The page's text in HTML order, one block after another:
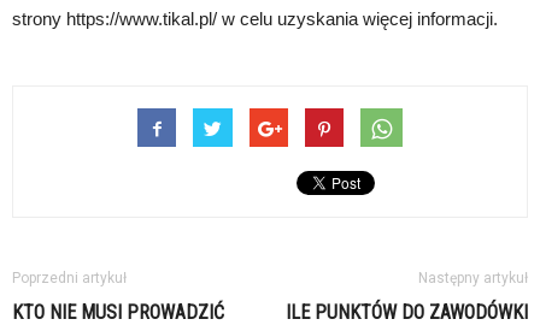
strony https://www.tikal.pl/ w celu uzyskania więcej informacji.
Poprzedni artykuł
KTO NIE MUSI PROWADZIĆ
Następny artykuł
ILE PUNKTÓW DO ZAWODÓWKI